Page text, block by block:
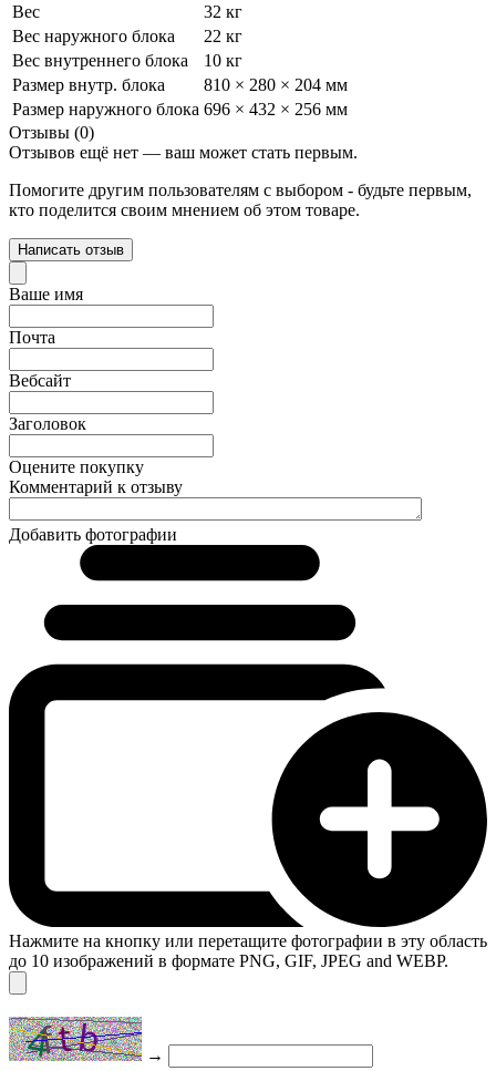
Вес
32 кг
Вес наружного блока
22 кг
Вес внутреннего блока
10 кг
Размер внутр. блока
810 × 280 × 204 мм
Размер наружного блока 696 × 432 × 256 мм
Отзывы (0)
Отзывов ещё нет — ваш может стать первым.
Помогите другим пользователям с выбором - будьте первым,
кто поделится своим мнением об этом товаре.
Написать отзыв
Ваше имя
Почта
Вебсайт
Заголовок
Оцените покупку
Комментарий к отзыву
Добавить фотографии
Нажмите на кнопку или перетащите фотографии в эту область
до 10 изображений в формате PNG, GIF, JPEG and WEBP.
→